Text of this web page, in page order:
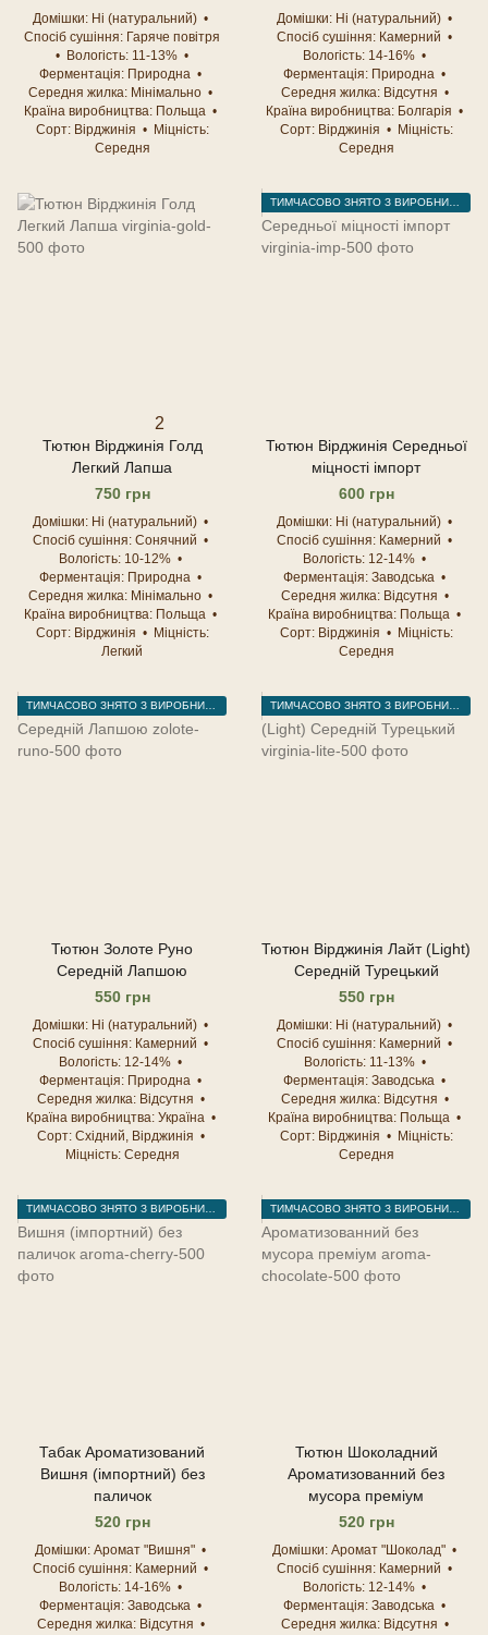
Домішки
Ні (натуральний)
Спосіб сушіння
Гаряче повітря
Вологість 11-13%
Ферментація
Природна
Середня жилка Мінімально
Країна виробництва Польща
Сорт
Вірджинія
Міцність
Середня
Домішки
Ні (натуральний)
Спосіб сушіння
Камерний
Вологість 14-16%
Ферментація
Природна
Середня жилка
Відсутня
Країна виробництва Болгарія
Сорт
Вірджинія
Міцність
Середня
2
Тютюн Вірджинія Голд
Легкий Лапша
750 грн
Домішки
Ні (натуральний)
Спосіб сушіння Сонячний
Вологість 10-12%
Ферментація
Природна
Середня жилка Мінімально
Країна виробництва Польща
Сорт
Вірджинія
Міцність
Легкий
Тютюн Вірджинія Середньої
міцності імпорт
600 грн
Домішки
Ні (натуральний)
Спосіб сушіння
Камерний
Вологість 12-14%
Ферментація Заводська
Середня жилка
Відсутня
Країна виробництва Польща
Сорт
Вірджинія
Міцність
Середня
Тютюн Золоте Руно
Середній Лапшою
550 грн
Домішки
Ні (натуральний)
Спосіб сушіння
Камерний
Вологість 12-14%
Ферментація
Природна
Середня жилка
Відсутня
Країна виробництва Україна
Сорт Східний, Вірджинія
Міцність Середня
Тютюн Вірджинія Лайт (Light)
Середній Турецький
550 грн
Домішки
Ні (натуральний)
Спосіб сушіння
Камерний
Вологість 11-13%
Ферментація Заводська
Середня жилка
Відсутня
Країна виробництва Польща
Сорт
Вірджинія
Міцність
Середня
Табак Ароматизований
Вишня (імпортний) без
паличок
520 грн
Домішки Аромат "Вишня"
Спосіб сушіння
Камерний
Вологість 14-16%
Ферментація Заводська
Середня жилка
Відсутня
Тютюн Шоколадний
Ароматизованний без
мусора преміум
520 грн
Домішки Аромат "Шоколад"
Спосіб сушіння
Камерний
Вологість 12-14%
Ферментація Заводська
Середня жилка
Відсутня